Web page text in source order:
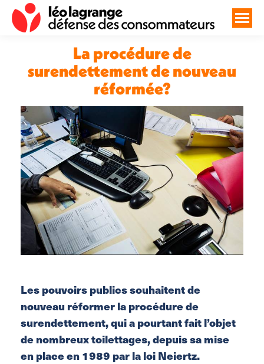
La procédure de
surendettement de nouveau
réformée?
Vous êtes ici :
Les pouvoirs publics souhaitent de
nouveau réformer la procédure de
surendettement, qui a pourtant fait l’objet
de nombreux toilettages, depuis sa mise
en place en 1989 par la loi Neiertz.